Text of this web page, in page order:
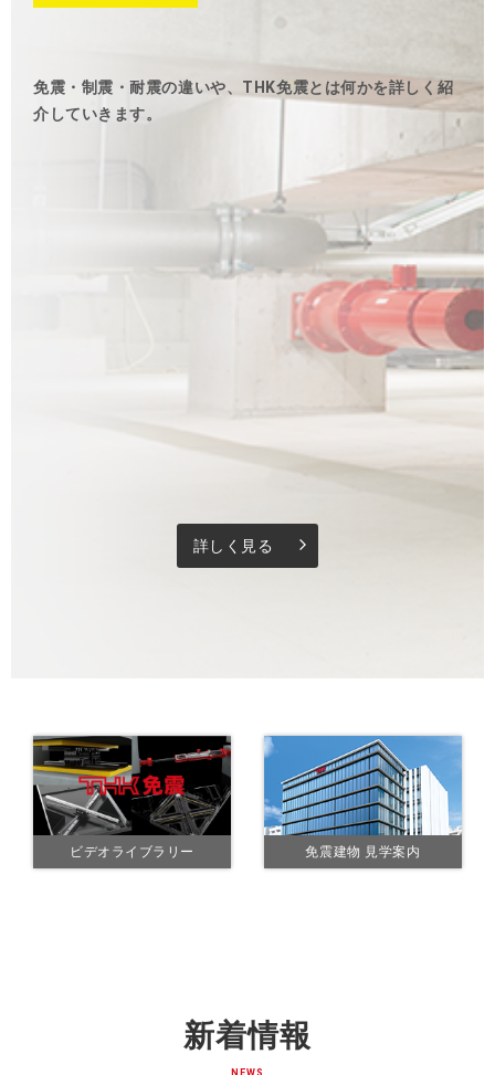
免震・制震・耐震の違いや、THK免震とは何かを詳しく紹
介していきます。
詳しく見る arrow_forward_ios
ビデオライブラリー 免震建物 見学案内
新着情報